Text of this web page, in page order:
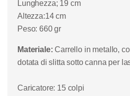
Lunghezza; 19 cm
Altezza:14 cm
Peso: 660 gr
Materiale:Carrello in metallo,
dotata di slitta sotto canna per
Caricatore: 15 colpi